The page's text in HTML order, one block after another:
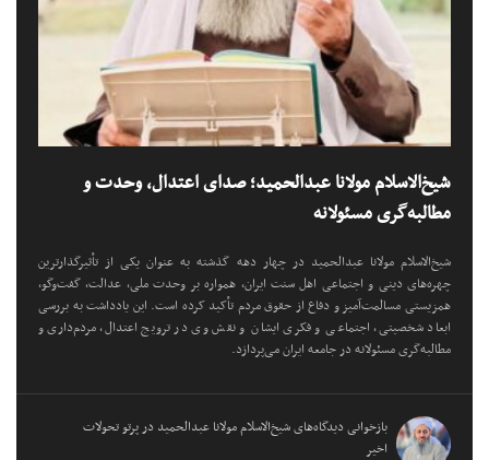
شیخ‌الاسلام مولانا عبدالحمید؛ صدای اعتدال، وحدت و
مطالبه‌گری مسئولانه
شیخ‌الاسلام مولانا عبدالحمید در چهار دهه گذشته به عنوان یکی از تأثیرگذارترین
چهره‌های دینی و اجتماعی اهل سنت ایران، همواره بر وحدت ملی، عدالت، گفت‌وگو،
همزیستی مسالمت‌آمیز و دفاع از حقوق مردم تأکید کرده است. این یادداشت به بررسی
ابعاد شخصیتی، اجتماعی و فکری ایشان و نقش وی در ترویج اعتدال، مردم‌داری و
مطالبه‌گری مسئولانه در جامعه ایران می‌پردازد.
بازخوانی دیدگاه‌های شیخ‌الاسلام مولانا عبدالحمید در پرتو تحولات
اخیر